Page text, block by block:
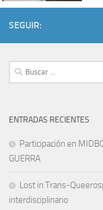
SEGUIR:
Buscar:
ENTRADAS RECIENTES
Participación en
GUERRA
Lost in Trans-
interdisciplinario